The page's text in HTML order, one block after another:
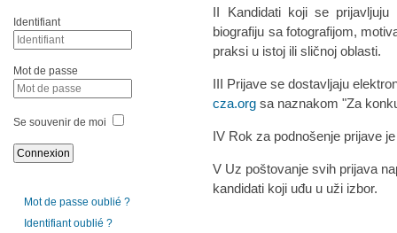
II Kandidati koji se
biografiju sa fotografijom,
praksi u istoj ili sličnoj oblasti.
III Prijave se dostavljaju
cza.org sa naznakom "Za
IV Rok za podnošenje prijave
V Uz poštovanje svih prijava
kandidati koji uđu u uži izbor.
Identifiant
Mot de passe
Se souvenir de moi
Mot de passe oublié ?
Identifiant oublié ?